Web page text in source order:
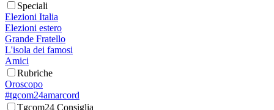
Speciali
Elezioni Italia
Elezioni estero
Grande Fratello
L'isola dei famosi
Amici
Rubriche
Oroscopo
#tgcom24amarcord
Tgcom24 Consiglia